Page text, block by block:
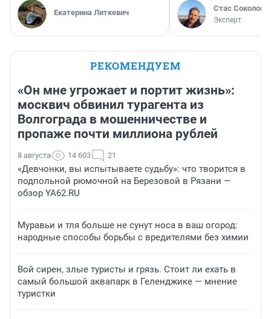
Екатерина Литкевич Стас Соколов
Эксперт
РЕКОМЕНДУЕМ
«Он мне угрожает и портит жизнь»:
москвич обвинил турагента из
Волгограда в мошенничестве и
пропаже почти миллиона рублей
8 августа 14 603 21
«Девчонки, вы испытываете судьбу»: что творится в
подпольной рюмочной на Березовой в Рязани —
обзор YA62.RU
Муравьи и тля больше не сунут носа в ваш огород:
народные способы борьбы с вредителями без химии
Вой сирен, злые туристы и грязь. Стоит ли ехать в
самый большой аквапарк в Геленджике — мнение
туристки